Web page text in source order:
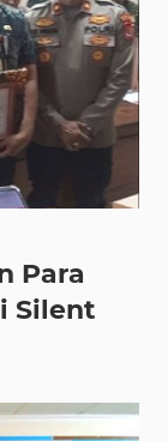
Para
Silent